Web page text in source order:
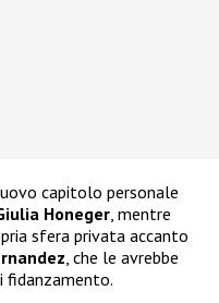
capitolo personale
Honeger, mentre
sfera privata accanto
, che le avrebbe
fidanzamento.